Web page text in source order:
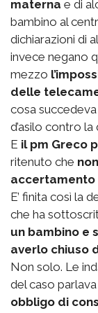
materna e di
bambino al
dichiarazioni di
invece negano
mezzo
delle
cosa
d’asilo contro
E il pm Greco
ritenuto che
E’ finita così la
che ha
un bambino e
averlo chiuso
Non solo. Le
del caso
obbligo di